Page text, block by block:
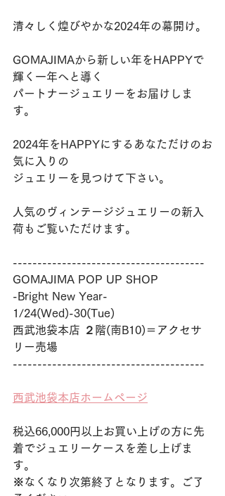
清々しく煌びやかな2024年の幕開け。
GOMAJIMAから新しい年をHAPPYで
輝く一年へと導く
パートナージュエリーをお届けしま
す。
2024年をHAPPYにするあなただけのお
気に入りの
ジュエリーを見つけて下さい。
人気のヴィンテージジュエリーの新入
荷もご覧いただけます。
---------------------------------------
GOMAJIMA POP UP SHOP
-Bright New Year-
1/24(Wed)-30(Tue)
西武池袋本店 ２階(南B10)＝アクセサ
リー売場
---------------------------------------
西武池袋本店ホームページ
税込66,000円以上お買い上げの方に先
着でジュエリーケースを差し上げま
す。
※なくなり次第終了となります。ご了